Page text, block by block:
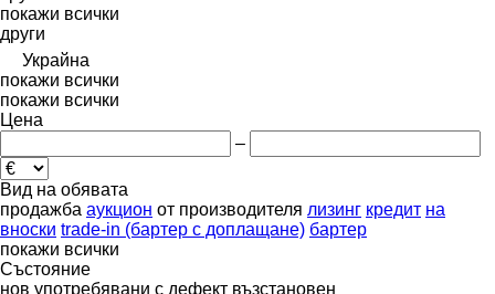
покажи всички
други
Украйна
покажи всички
покажи всички
Цена
–
Вид на обявата
продажба аукцион от производителя лизинг кредит на
вноски trade-in (бартер с доплащане) бартер
покажи всички
Състояние
нов употребявани с дефект възстановен